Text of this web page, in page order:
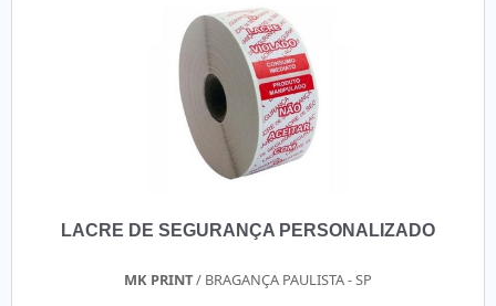
dependendo do fornecedor. Adesivo Adesivo removível:
Permite a remoção da etiqueta sem deixar resíduos (ex.:
frutas ou recipientes reutilizáveis). Adesivo permanente:
Oferece maior aderência para pacotes que devem
permanecer etiquetados por períodos mais longos. É
possível utilizar adesivos específicos para condições
extremas, como etiquetas para produtos refrigerados ou
congelados. Formato e Tamanho Geralmente fornecidas em
Disponíveis em diversos tamanhos, como: 40 x 40 mm 60 x
40 mm 80 x 40 mm Outros tamanhos customizados,
necessárias na etiqueta. Pré-impressão (opcional) Podem
térmica (ribbons resinados), permite personalização com
códigos de barras, QR codes, serial numbers, dados
técnicos e logotipos. Indicada para sistemas automatizados
de rastreabilidade, controle de produção, identificação de
ativos e manutenção preventiva, é um componente
essencial para eficiência e segurança em processos de
automação industrial. Alta durabilidade Suporta ambientes
industriais severos com temperatura, atrito e produtos
códigos de barras e QR codes usados em sistemas
superfícies lisas, rugosas ou expostas a movimentação
LACRE DE SEGURANÇA PERSONALIZADO
MK PRINT/ BRAGANÇA PAULISTA - SP